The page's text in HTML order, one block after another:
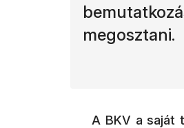
megosztani.
A BKV a saját